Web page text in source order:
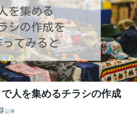
人を集めるチラシの作成
記事